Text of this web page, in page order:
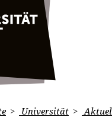
Universität